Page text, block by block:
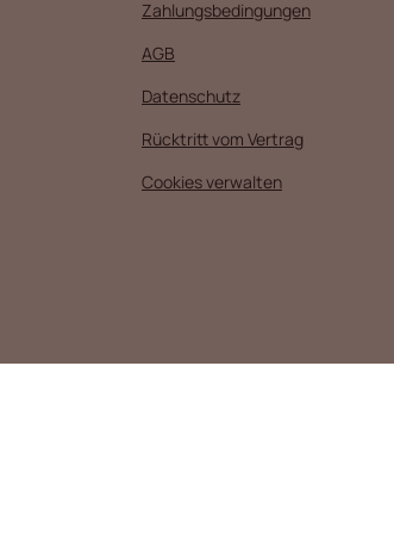
Zahlungsbedingungen
AGB
Datenschutz
Rücktritt vom Vertrag
Cookies verwalten